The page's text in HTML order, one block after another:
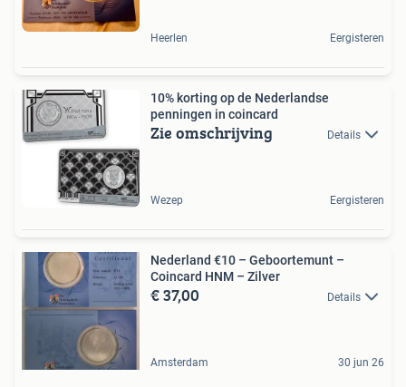
Heerlen Eergisteren
10% korting op de Nederlandse
penningen in coincard
Zie omschrijving Details
Wezep Eergisteren
Nederland €10 – Geboortemunt –
Coincard HNM – Zilver
€ 37,00 Details
Amsterdam 30 jun 26